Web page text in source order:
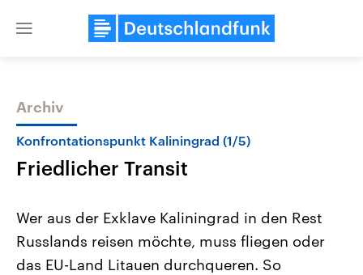
Close
Themen
Archiv
Konfrontationspunkt Kaliningrad (1/5)
Friedlicher Transit
Wer aus der Exklave Kaliningrad in den Rest
Russlands reisen möchte, muss fliegen oder
das EU-Land Litauen durchqueren. So